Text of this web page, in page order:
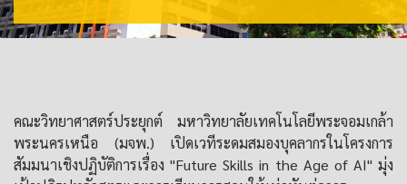
คณะวิทยาศาสตร์ประยุกต์ มหาวิทยาลัยเทคโนโลยีพระจอมเกล้า
พระนครเหนือ (มจพ.) เปิดเวทีระดมสมองบุคลากรในโครงการ
สัมมนาเชิงปฏิบัติการเรื่อง "Future Skills in the Age of AI" มุ่ง